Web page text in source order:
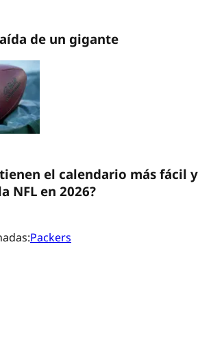
de un gigante
el calendario más fácil y
NFL en 2026?
Packers